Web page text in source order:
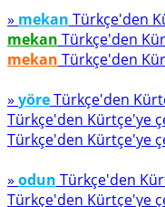
» mekan Türkçe'den
mekan Türkçe'den
mekan Türkçe'den
» yöreTürkçe'den
Türkçe'den Kürtçe'ye
Türkçe'den Kürtçe'ye
» odun Türkçe'den
Türkçe'den Kürtçe'ye